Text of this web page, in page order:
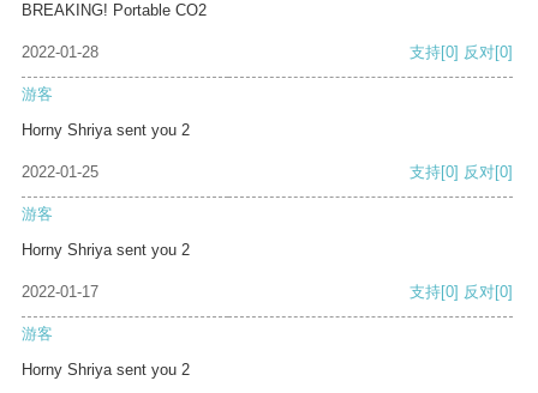
BREAKING! Portable CO2
2022-01-28 支持[0] 反对[0]
游客
Horny Shriya sent you 2
2022-01-25 支持[0] 反对[0]
游客
Horny Shriya sent you 2
2022-01-17 支持[0] 反对[0]
游客
Horny Shriya sent you 2